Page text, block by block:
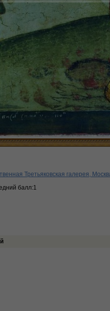
Третьяковская галерея,
балл:1